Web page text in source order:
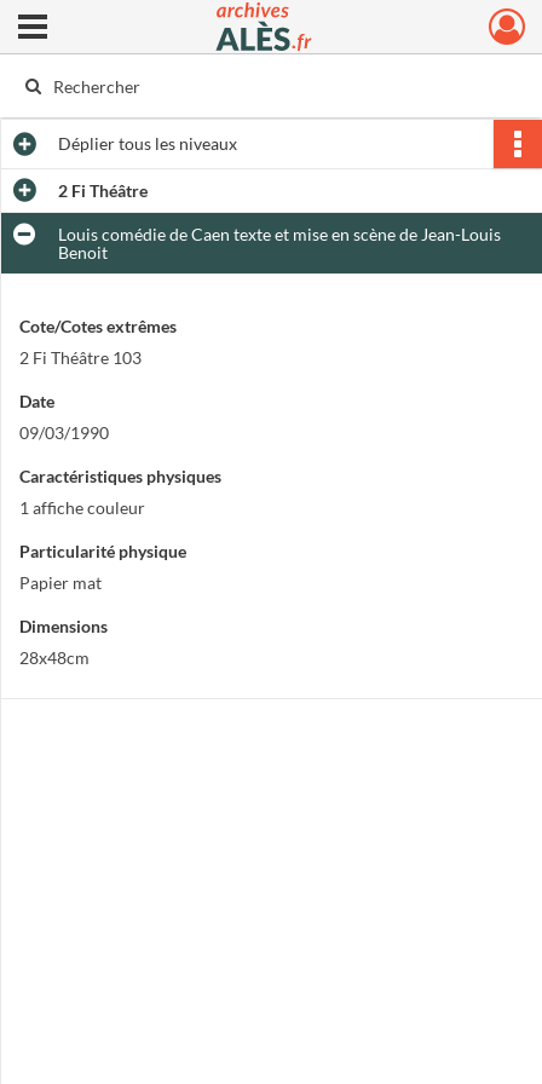
Archives municipales d'Alès
Ouvrir le menu déroulant
Dépliertous les niveaux
2 Fi Théâtre
Louis comédie de Caen texte et mise en scène de Jean-Louis
Benoit
Cote/Cotes extrêmes
2 Fi Théâtre 103
Date
09/03/1990
Caractéristiques physiques
1 affiche couleur
Particularité physique
Papier mat
Dimensions
28x48cm